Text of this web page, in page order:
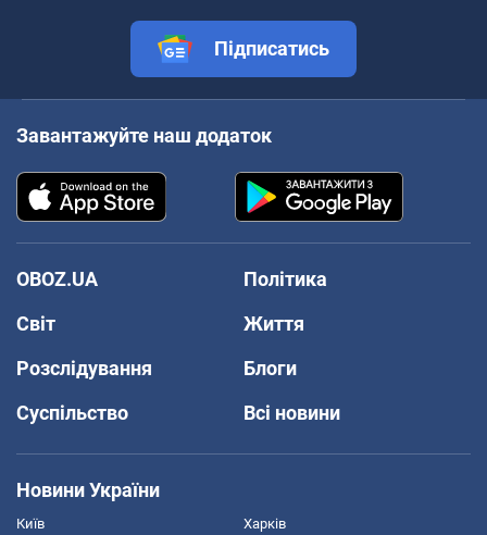
Підписатись
Завантажуйте наш додаток
OBOZ.UA
Політика
Світ
Життя
Розслідування
Блоги
Суспільство
Всі новини
Новини України
Київ Харків